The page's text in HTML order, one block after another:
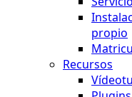
propio
Recursos